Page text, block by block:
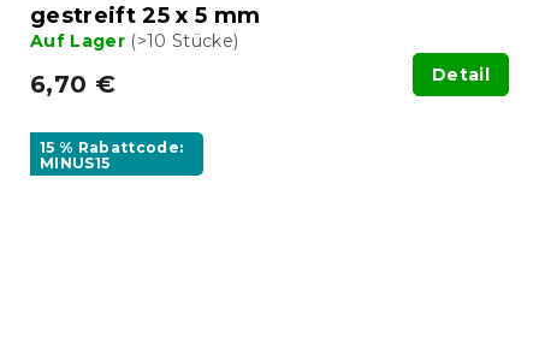
gestreift 25 x 5 mm
Auf Lager (>10 Stücke)
6,70 € Detail
15 % Rabattcode:
MINUS15